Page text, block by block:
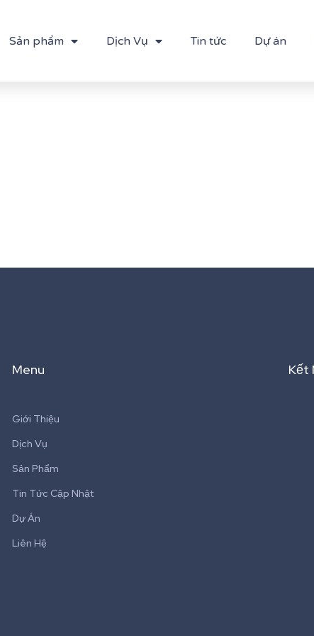
Sản phẩm Dịch Vụ Tin tức Dự án
Menu
Giới Thiệu
Dịch Vụ
Sản Phẩm
Tin Tức Cập Nhật
Dự Án
Liên Hệ
Kết